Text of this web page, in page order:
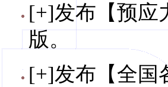
[+]发布【预应
版。
[+]发布【全国